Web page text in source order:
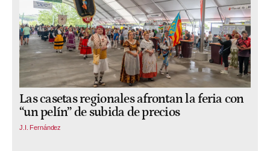
Las casetas regionales afrontan la feria con
“un pelín” de subida de precios
J.I. Fernández